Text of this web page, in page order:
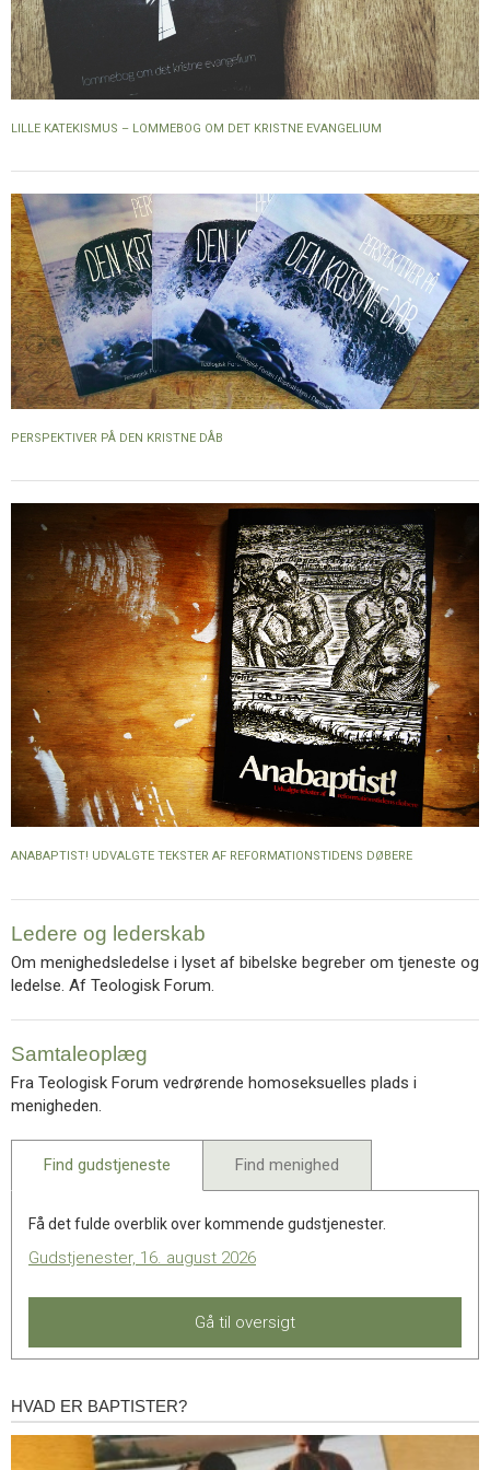
LILLE KATEKISMUS – LOMMEBOG OM DET KRISTNE EVANGELIUM
PERSPEKTIVER PÅ DEN KRISTNE DÅB
ANABAPTIST! UDVALGTE TEKSTER AF REFORMATIONSTIDENS DØBERE
Ledere og lederskab
Om menighedsledelse i lyset af bibelske begreber om tjeneste og
ledelse. Af Teologisk Forum.
Samtaleoplæg
Fra Teologisk Forum vedrørende homoseksuelles plads i
menigheden.
Find gudstjeneste Find menighed
Få det fulde overblik over kommende gudstjenester.
Gudstjenester, 16. august 2026
Gå til oversigt
Hvad
HVAD ER BAPTISTER?